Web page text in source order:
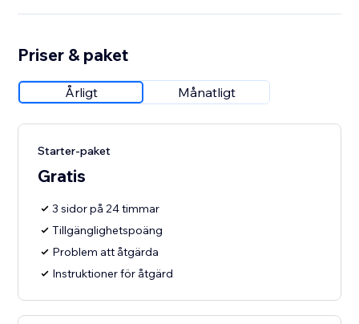
Priser & paket
Årligt Månatligt
Starter-paket
Gratis
3 sidor på 24 timmar
Tillgänglighetspoäng
Problem att åtgärda
Instruktioner för åtgärd